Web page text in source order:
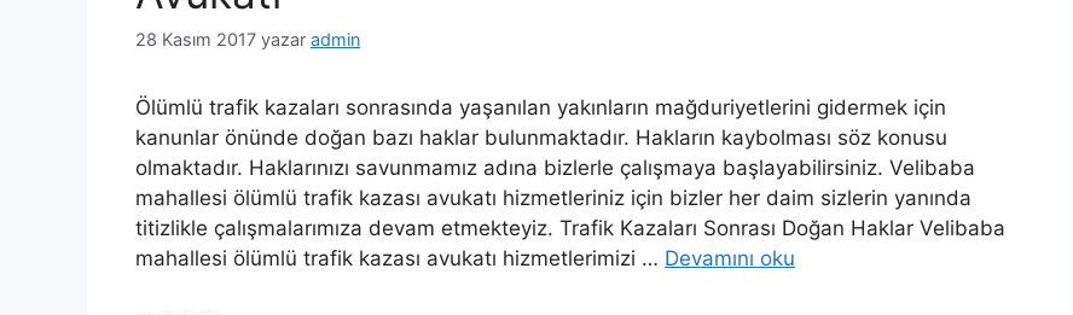
28 Kasım 2017 yazar admin
Ölümlü trafik kazaları sonrasında yaşanılan yakınların mağduriyetlerini gidermek için
kanunlar önünde doğan bazı haklar bulunmaktadır. Hakların kaybolması söz konusu
olmaktadır. Haklarınızı savunmamız adına bizlerle çalışmaya başlayabilirsiniz. Velibaba
mahallesi ölümlü trafik kazası avukatı hizmetleriniz için bizler her daim sizlerin yanında
titizlikle çalışmalarımıza devam etmekteyiz. Trafik Kazaları Sonrası Doğan Haklar Velibaba
mahallesi ölümlü trafik kazası avukatı hizmetlerimizi … Devamını oku